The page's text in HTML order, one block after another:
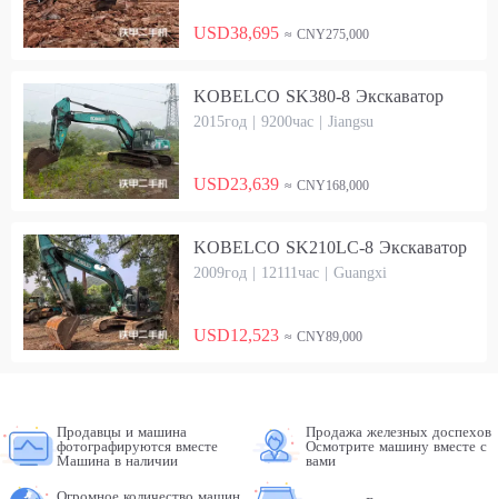
USD38,695 ≈ CNY275,000
KOBELCO SK380-8 Экскаватор
2015год | 9200час | Jiangsu
USD23,639 ≈ CNY168,000
KOBELCO SK210LC-8 Экскаватор
2009год | 12111час | Guangxi
USD12,523 ≈ CNY89,000
Продавцы и машина
фотографируются вместе
Машина в наличии
Продажа железных доспехов
Осмотрите машину вместе с
вами
Огромное количество машин